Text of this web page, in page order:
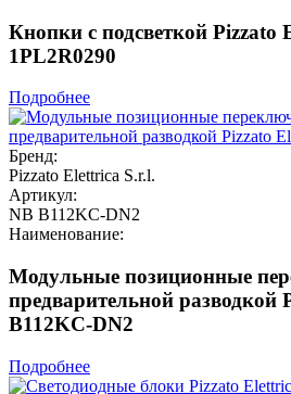
Кнопки с подсветкой Pizzato
1PL2R0290
Подробнее
Бренд:
Pizzato Elettrica S.r.l.
Артикул:
NB B112KC-DN2
Наименование:
Модульные позиционные
предварительной разводкой
B112KC-DN2
Подробнее